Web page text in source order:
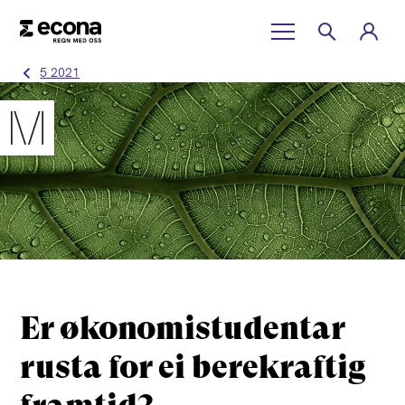
5 2021
Er økonomistudentar
rusta for ei berekraftig